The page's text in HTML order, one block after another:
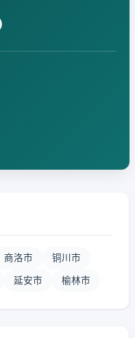
商洛市 铜川市
延安市 榆林市